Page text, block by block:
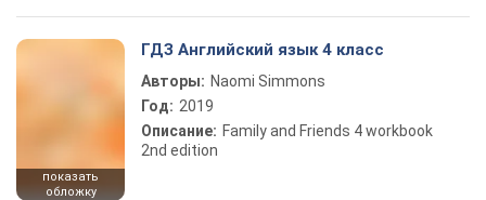
показать
обложку
ГДЗ Английский язык 4 класс
Авторы: Naomi Simmons
Год: 2019
Описание: Family and Friends 4 workbook
2nd edition